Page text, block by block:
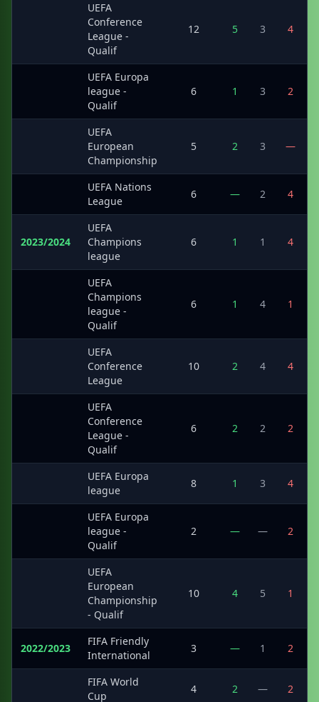
UEFA
Conference
League -
Qualif
12 5 3 4
UEFA Europa
league -
Qualif
6 1 3 2
UEFA
European
Championship
5 2 3 —
UEFA Nations
League
6 — 2 4
2023/2024
UEFA
Champions
league
6 1 1 4
UEFA
Champions
league -
Qualif
6 1 4 1
UEFA
Conference
League
10 2 4 4
UEFA
Conference
League -
Qualif
6 2 2 2
UEFA Europa
league
8 1 3 4
UEFA Europa
league -
Qualif
2 — — 2
UEFA
European
Championship
- Qualif
10 4 5 1
2022/2023
FIFA Friendly
International
3 — 1 2
FIFA World
Cup
4 2 — 2